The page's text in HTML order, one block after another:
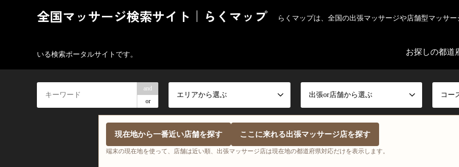
全国マッサージ検索サイト｜らくマップ らくマップは、全国の出張マッサージや店舗型マッサ
いる検索ポータルサイトです。 お探しの都道
and
or
エリアから選ぶ 出張or店舗から選ぶ コー
現在地から一番近い店舗を探す ここに来れる出張マッサージ店を探す
端末の現在地を使って、店舗は近い順、出張マッサージ店は現在地の都道府県対応だけを表示します。